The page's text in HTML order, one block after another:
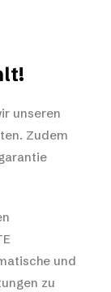
unseren
Zudem
und
zu